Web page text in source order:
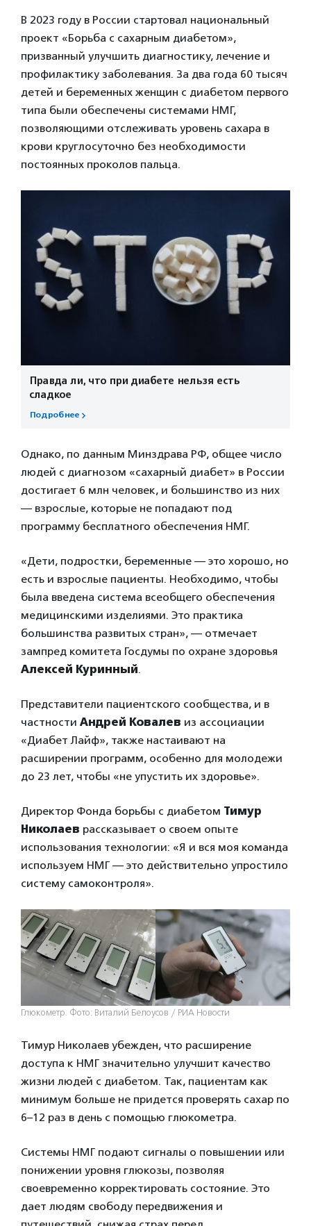
В 2023 году в России стартовал национальный
проект «Борьба с сахарным диабетом»,
призванный улучшить диагностику, лечение и
профилактику заболевания. За два года 60 тысяч
детей и беременных женщин с диабетом первого
типа были обеспечены системами НМГ,
позволяющими отслеживать уровень сахара в
крови круглосуточно без необходимости
постоянных проколов пальца.
Правда ли, что при диабете нельзя есть
сладкое
Подробнее
Однако, по данным Минздрава РФ, общее число
людей с диагнозом «сахарный диабет» в России
достигает 6 млн человек, и большинство из них
— взрослые, которые не попадают под
программу бесплатного обеспечения НМГ.
«Дети, подростки, беременные — это хорошо, но
есть и взрослые пациенты. Необходимо, чтобы
была введена система всеобщего обеспечения
медицинскими изделиями. Это практика
большинства развитых стран», — отмечает
зампред комитета Госдумы по охране здоровья
Алексей Куринный.
Представители пациентского сообщества, и в
частности Андрей Ковалев из ассоциации
«Диабет Лайф», также настаивают на
расширении программ, особенно для молодежи
до 23 лет, чтобы «не упустить их здоровье».
Директор Фонда борьбы с диабетом Тимур
Николаев рассказывает о своем опыте
использования технологии: «Я и вся моя команда
используем НМГ — это действительно упростило
систему самоконтроля».
Глюкометр. Фото: Виталий Белоусов / РИА Новости
Тимур Николаев убежден, что расширение
доступа к НМГ значительно улучшит качество
жизни людей с диабетом. Так, пациентам как
минимум больше не придется проверять сахар по
6–12 раз в день с помощью глюкометра.
Системы НМГ подают сигналы о повышении или
понижении уровня глюкозы, позволяя
своевременно корректировать состояние. Это
дает людям свободу передвижения и